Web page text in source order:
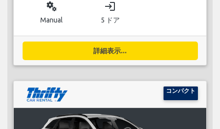
miscellaneous_services
Manual
login
5 ドア
詳細表示...
コンパクト